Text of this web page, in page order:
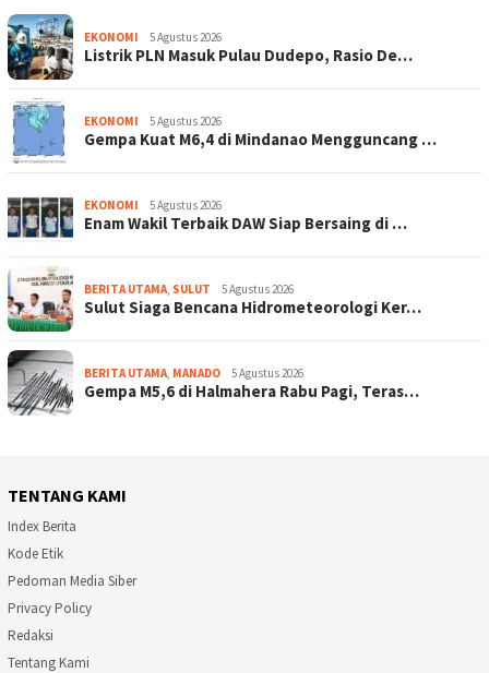
EKONOMI 5 Agustus 2026
Listrik PLN Masuk Pulau Dudepo, Rasio De…
EKONOMI 5 Agustus 2026
Gempa Kuat M6,4 di Mindanao Mengguncang …
EKONOMI 5 Agustus 2026
Enam Wakil Terbaik DAW Siap Bersaing di …
BERITA UTAMA SULUT 5 Agustus 2026
Sulut Siaga Bencana Hidrometeorologi Ker…
BERITA UTAMA MANADO 5 Agustus 2026
Gempa M5,6 di Halmahera Rabu Pagi, Teras…
TENTANG KAMI
Index Berita
Kode Etik
Pedoman Media Siber
Privacy Policy
Redaksi
Tentang Kami